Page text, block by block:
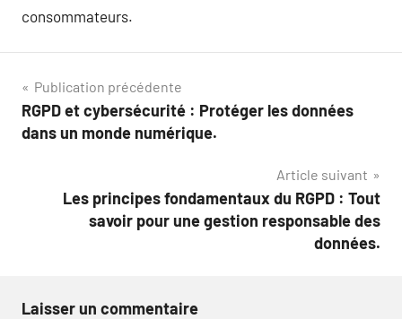
consommateurs.
Navigation
de
Publication précédente
RGPD et cybersécurité : Protéger les données
dans un monde numérique.
Article suivant
Les principes fondamentaux du RGPD : Tout
savoir pour une gestion responsable des
données.
Laisser un commentaire